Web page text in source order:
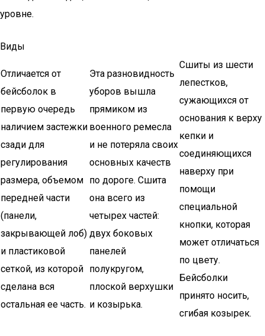
уровне.
Виды
Отличается от
бейсболок в
первую очередь
наличием застежки
сзади для
регулирования
размера, объемом
передней части
(панели,
закрывающей лоб)
и пластиковой
сеткой, из которой
сделана вся
остальная ее часть.
Эта разновидность
уборов вышла
прямиком из
военного ремесла
и не потеряла своих
основных качеств
по дороге. Сшита
она всего из
четырех частей:
двух боковых
панелей
полукругом,
плоской верхушки
и козырька.
Сшиты из шести
лепестков,
сужающихся от
основания к верху
кепки и
соединяющихся
наверху при
помощи
специальной
кнопки, которая
может отличаться
по цвету.
Бейсболки
принято носить,
сгибая козырек.